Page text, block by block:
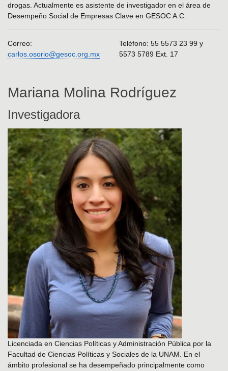
drogas. Actualmente es asistente de investigador en el área de
Desempeño Social de Empresas Clave en GESOC A.C.
Correo:
carlos.osorio@gesoc.org.mx
Teléfono: 55 5573 23 99 y
5573 5789 Ext. 17
Mariana Molina Rodríguez
Investigadora
Licenciada en Ciencias Políticas y Administración Pública por la
Facultad de Ciencias Políticas y Sociales de la UNAM. En el
ámbito profesional se ha desempeñado principalmente como